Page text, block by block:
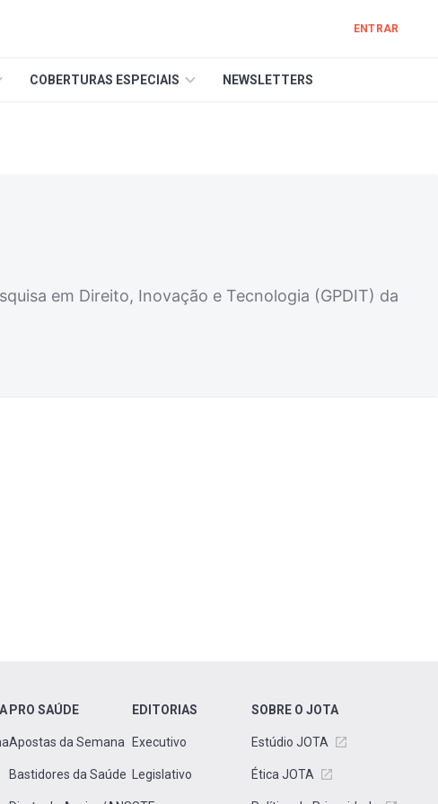
ENTRAR
COBERTURAS ESPECIAIS NEWSLETTERS
em Direito, Inovação e Tecnologia (GPDIT) da
PRO SAÚDE
Apostas da Semana
Bastidores da Saúde
EDITORIAS
Executivo
Legislativo
SOBRE O JOTA
Estúdio JOTA
Ética JOTA